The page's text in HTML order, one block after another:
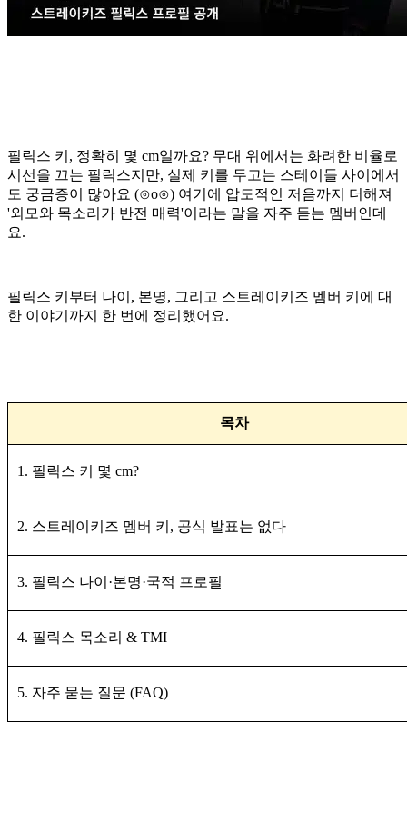
필릭스 키, 정확히 몇 cm일까요? 무대 위에서는 화려한 비율로
시선을 끄는 필릭스지만, 실제 키를 두고는 스테이들 사이에서
도 궁금증이 많아요 (⊙o⊙) 여기에 압도적인 저음까지 더해져
'외모와 목소리가 반전 매력'이라는 말을 자주 듣는 멤버인데
요.
필릭스 키부터 나이, 본명, 그리고 스트레이키즈 멤버 키에 대
한 이야기까지 한 번에 정리했어요.
목차
1. 필릭스 키 몇 cm?
2. 스트레이키즈 멤버 키, 공식 발표는 없다
3. 필릭스 나이·본명·국적 프로필
4. 필릭스 목소리 & TMI
5. 자주 묻는 질문 (FAQ)